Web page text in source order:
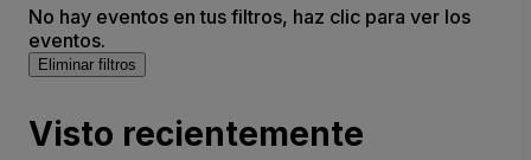
No hay eventos en tus filtros, haz clic para ver los
eventos.
Eliminar filtros
Visto recientemente